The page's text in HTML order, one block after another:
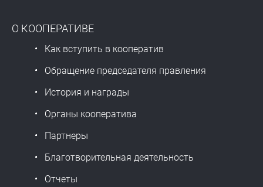
О КООПЕРАТИВЕ
Как вступить в кооператив
Обращение председателя правления
История и награды
Органы кооператива
Партнеры
Благотворительная деятельность
Отчеты